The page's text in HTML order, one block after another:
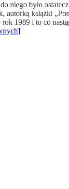
niego było
książki
1989 i to co